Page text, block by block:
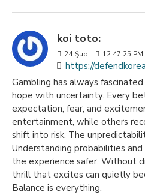
koi toto:
24 Şub 12:47:25 PM
https://
Gambling has always
hope with uncertainty. Every
expectation, fear, and
entertainment, while others
shift into risk. The
Understanding probabilities
the experience safer. Without
thrill that excites can quietly
Balance is everything.